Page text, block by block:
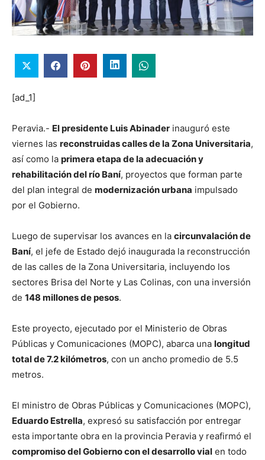
[ad_1]
Peravia.- El presidente Luis Abinader inauguró este
viernes las reconstruidas calles de la Zona Universitaria,
así como la primera etapa de la adecuación y
rehabilitación del río Baní, proyectos que forman parte
del plan integral de modernización urbana impulsado
por el Gobierno.
Luego de supervisar los avances en la circunvalación de
Baní, el jefe de Estado dejó inaugurada la reconstrucción
de las calles de la Zona Universitaria, incluyendo los
sectores Brisa del Norte y Las Colinas, con una inversión
de 148 millones de pesos.
Este proyecto, ejecutado por el Ministerio de Obras
Públicas y Comunicaciones (MOPC), abarca una longitud
total de 7.2 kilómetros, con un ancho promedio de 5.5
metros.
El ministro de Obras Públicas y Comunicaciones (MOPC),
Eduardo Estrella, expresó su satisfacción por entregar
esta importante obra en la provincia Peravia y reafirmó el
compromiso del Gobierno con el desarrollo vial en todo